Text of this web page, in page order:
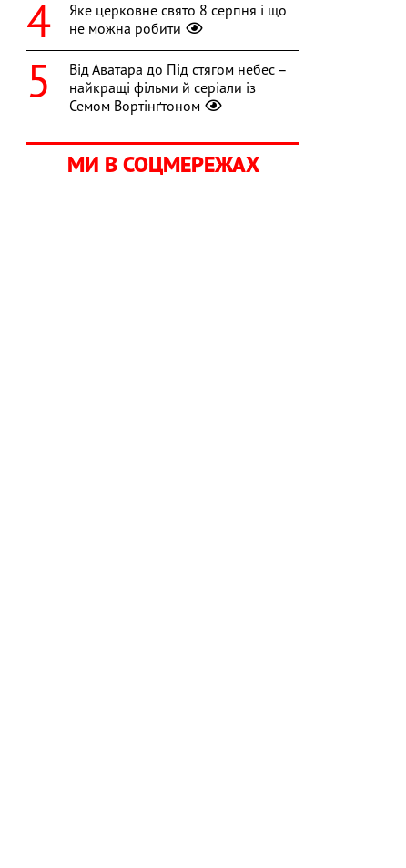
Яке церковне свято 8 серпня і що
не можна робити
Від Аватара до Під стягом небес –
найкращі фільми й серіали із
Семом Вортінґтоном
МИ В СОЦМЕРЕЖАХ